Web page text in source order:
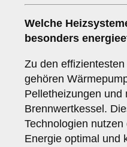
Welche
besonders
Zu den
gehören
Pelletheizungen und
Brennwertkessel.
Technologien
Energie optimal und